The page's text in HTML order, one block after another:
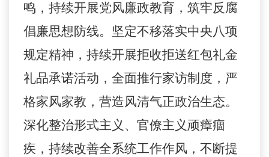
鸣，持续开展党风廉政教育，筑牢反腐
倡廉思想防线。坚定不移落实中央八项
规定精神，持续开展拒收拒送红包礼金
礼品承诺活动，全面推行家访制度，严
格家风家教，营造风清气正政治生态。
深化整治形式主义、官僚主义顽瘴痼
疾，持续改善全系统工作作风，不断提